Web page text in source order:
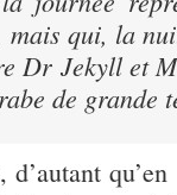
mais qui, la
Dr Jekyll et
de grande